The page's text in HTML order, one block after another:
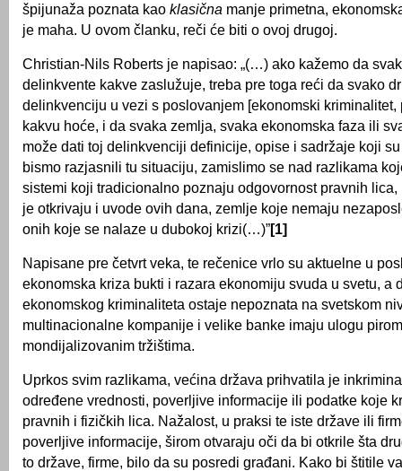
špijunaža poznata kao klasična manje primetna,
je maha. U ovom članku, reči će biti o ovoj drugoj.
Christian-Nils Roberts je napisao: „(…) ako kažemo da
delinkvente kakve zaslužuje, treba pre toga reći da svako
delinkvenciju u vezi s poslovanjem [ekonomski kriminalitet,
kakvu hoće, i da svaka zemlja, svaka ekonomska faza ili
može dati toj delinkvenciji definicije, opise i sadržaje koji
bismo razjasnili tu situaciju, zamislimo se nad razlikama
sistemi koji tradicionalno poznaju odgovornost pravnih
je otkrivaju i uvode ovih dana, zemlje koje nemaju
onih koje se nalaze u dubokoj krizi(…)”[1]
Napisane pre četvrt veka, te rečenice vrlo su aktuelne u
ekonomska kriza bukti i razara ekonomiju svuda u svetu, a
ekonomskog kriminaliteta ostaje nepoznata na svetskom
multinacionalne kompanije i velike banke imaju ulogu
mondijalizovanim tržištima.
Uprkos svim razlikama, većina država prihvatila je
određene vrednosti, poverljive informacije ili podatke koje
pravnih i fizičkih lica. Nažalost, u praksi te iste države ili
poverljive informacije, širom otvaraju oči da bi otkrile šta
to države, firme, bilo da su posredi građani. Kako bi štitile